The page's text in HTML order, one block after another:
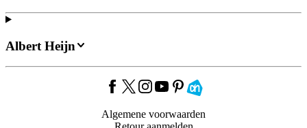
Albert Heijn
Algemene voorwaarden